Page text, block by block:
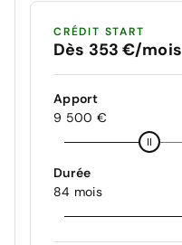
CRÉDIT START
Dès 353 €/mois
Apport
9 500 €
Durée
84 mois